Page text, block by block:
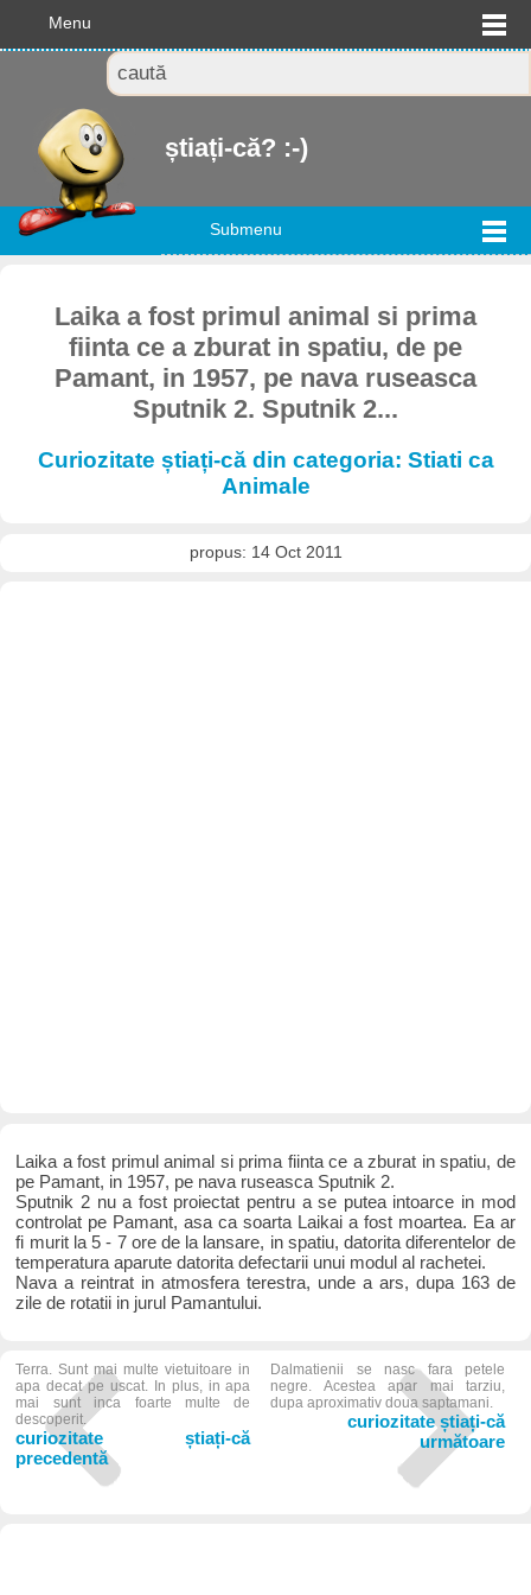
Menu
știați-că? :-)
Submenu
Laika a fost primul animal si prima
fiinta ce a zburat in spatiu, de pe
Pamant, in 1957, pe nava ruseasca
Sputnik 2. Sputnik 2...
Curiozitate știați-că din categoria: Stiati ca
Animale
propus: 14 Oct 2011
Laika a fost primul animal si prima fiinta ce a zburat in spatiu, de
pe Pamant, in 1957, pe nava ruseasca Sputnik 2.
Sputnik 2 nu a fost proiectat pentru a se putea intoarce in mod
controlat pe Pamant, asa ca soarta Laikai a fost moartea. Ea ar
fi murit la 5 - 7 ore de la lansare, in spatiu, datorita diferentelor de
temperatura aparute datorita defectarii unui modul al rachetei.
Nava a reintrat in atmosfera terestra, unde a ars, dupa 163 de
zile de rotatii in jurul Pamantului.
Terra. Sunt mai multe vietuitoare in
apa decat pe uscat. In plus, in apa
mai sunt inca foarte multe de
descoperit.
curiozitate știați-că
precedentă
Dalmatienii se nasc fara petele
negre. Acestea apar mai tarziu,
dupa aproximativ doua saptamani.
curiozitate știați-că
următoare